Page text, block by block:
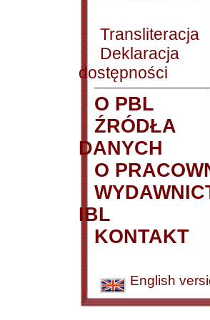
Transliteracja
Deklaracja
dostępności
O PBL
ŹRÓDŁA
DANYCH
O
IBL
KONTAKT
English